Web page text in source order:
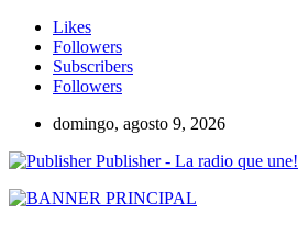
Likes
Followers
Subscribers
Followers
domingo, agosto 9, 2026
Publisher - La radio que une!